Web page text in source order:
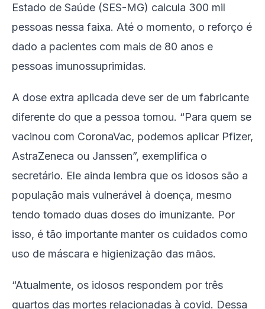
Estado de Saúde (SES-MG) calcula 300 mil
pessoas nessa faixa. Até o momento, o reforço é
dado a pacientes com mais de 80 anos e
pessoas imunossuprimidas.
A dose extra aplicada deve ser de um fabricante
diferente do que a pessoa tomou. “Para quem se
vacinou com CoronaVac, podemos aplicar Pfizer,
AstraZeneca ou Janssen”, exemplifica o
secretário. Ele ainda lembra que os idosos são a
população mais vulnerável à doença, mesmo
tendo tomado duas doses do imunizante. Por
isso, é tão importante manter os cuidados como
uso de máscara e higienização das mãos.
“Atualmente, os idosos respondem por três
quartos das mortes relacionadas à covid. Dessa